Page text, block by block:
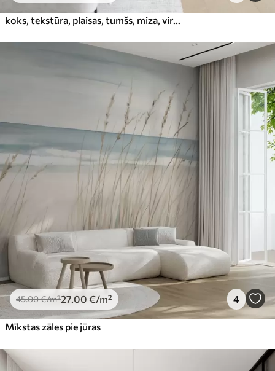
45.00€/m²27 .00 €/m² 4
Mīkstas zāles pie jūras